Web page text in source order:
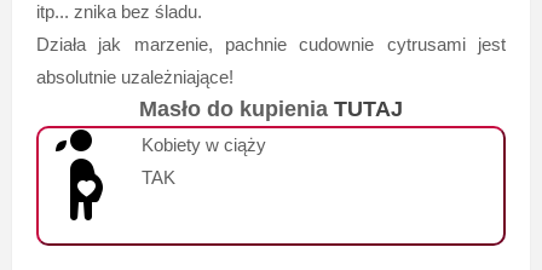
itp... znika bez śladu.
Działa jak marzenie, pachnie cudownie cytrusami jest
absolutnie uzależniające!
Masło do kupienia TUTAJ
Kobiety w ciąży
TAK